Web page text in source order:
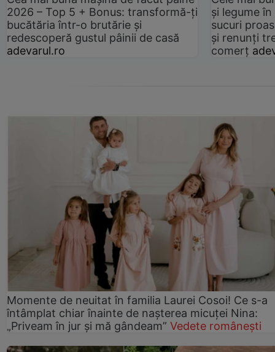
2026 – Top 5 + Bonus: transformă-ți
bucătăria într-o brutărie și
redescoperă gustul pâinii de casă
adevarul.ro
și legume
sucuri
și renunți
comerț
Momente de neuitat în familia Laurei Cosoi! Ce s-a
întâmplat chiar înainte de nașterea micuței Nina:
„Priveam în jur și mă gândeam” Vedete românești